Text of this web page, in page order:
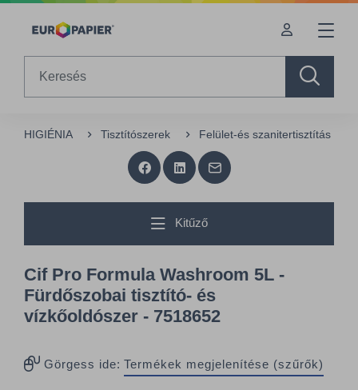
Table Of Content
HIGIÉNIA Tisztítószerek Felület-és szanitertisztítás
Kitűző
Cif Pro Formula Washroom 5L -
Fürdőszobai tisztító- és
vízkőoldószer - 7518652
Görgess ide: Termékek megjelenítése (szűrők)